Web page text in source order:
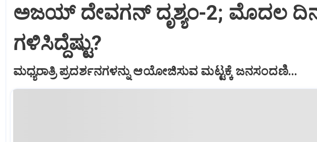
ಅಜಯ್ ದೇವಗನ್ ದೃಶ್ಯಂ-2; ಮೊದಲ
ಗಳಿಸಿದ್ದೆಷ್ಟು?
ಮಧ್ಯರಾತ್ರಿ ಪ್ರದರ್ಶನಗಳನ್ನು ಆಯೋಜಿಸುವ ಮಟ್ಟಕ್ಕೆ ಜನಸಂದಣಿ...